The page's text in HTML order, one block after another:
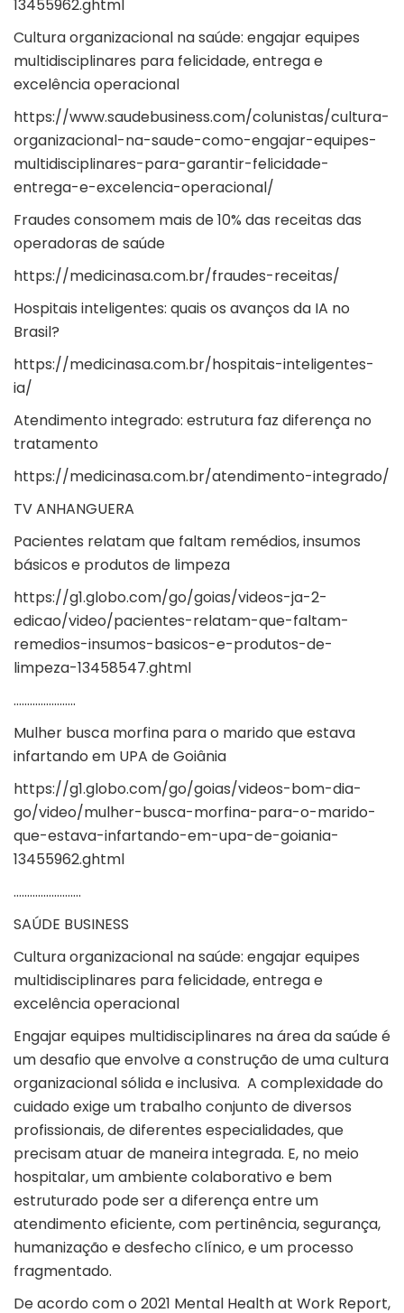
13455962.ghtml
Cultura organizacional na saúde: engajar equipes
multidisciplinares para felicidade, entrega e
excelência operacional
https://www.saudebusiness.com/colunistas/cultura-
organizacional-na-saude-como-engajar-equipes-
multidisciplinares-para-garantir-felicidade-
entrega-e-excelencia-operacional/
Fraudes consomem mais de 10% das receitas das
operadoras de saúde
https://medicinasa.com.br/fraudes-receitas/
Hospitais inteligentes: quais os avanços da IA no
Brasil?
https://medicinasa.com.br/hospitais-inteligentes-
ia/
Atendimento integrado: estrutura faz diferença no
tratamento
https://medicinasa.com.br/atendimento-integrado/
TV ANHANGUERA
Pacientes relatam que faltam remédios, insumos
básicos e produtos de limpeza
https://g1.globo.com/go/goias/videos-ja-2-
edicao/video/pacientes-relatam-que-faltam-
remedios-insumos-basicos-e-produtos-de-
limpeza-13458547.ghtml
…………………..
Mulher busca morfina para o marido que estava
infartando em UPA de Goiânia
https://g1.globo.com/go/goias/videos-bom-dia-
go/video/mulher-busca-morfina-para-o-marido-
que-estava-infartando-em-upa-de-goiania-
13455962.ghtml
…………………….
SAÚDE BUSINESS
Cultura organizacional na saúde: engajar equipes
multidisciplinares para felicidade, entrega e
excelência operacional
Engajar equipes multidisciplinares na área da saúde é
um desafio que envolve a construção de uma cultura
organizacional sólida e inclusiva. A complexidade do
cuidado exige um trabalho conjunto de diversos
profissionais, de diferentes especialidades, que
precisam atuar de maneira integrada. E, no meio
hospitalar, um ambiente colaborativo e bem
estruturado pode ser a diferença entre um
atendimento eficiente, com pertinência, segurança,
humanização e desfecho clínico, e um processo
fragmentado.
De acordo com o 2021 Mental Health at Work Report,